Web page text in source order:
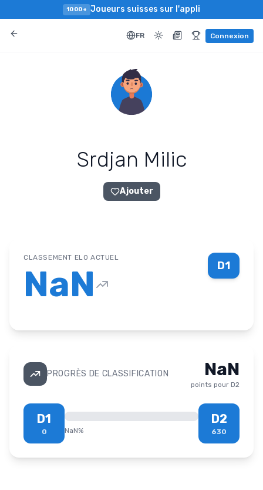
1000+ Joueurs suisses sur l'appli
FR Connexion
Srdjan Milic
Ajouter
D1
CLASSEMENT ELO ACTUEL
NaN
PROGRÈS DE CLASSIFICATION NaN
points pour D2
D1
0 NaN%
D2
630